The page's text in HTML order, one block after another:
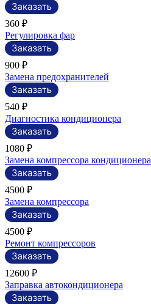
360 ₽
Регулировка фар
900 ₽
Замена предохранителей
540 ₽
Диагностика кондиционера
1080 ₽
Замена компрессора кондиционера
4500 ₽
Замена компрессора
4500 ₽
Ремонт компрессоров
12600 ₽
Заправка автокондиционера